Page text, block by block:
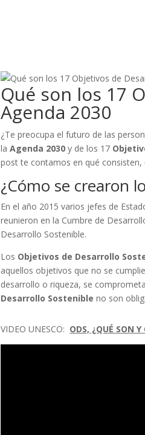
Qué son los 17
Agenda 2030
¿Te preocupa el futuro de las
laAgenda 2030 y de los 17
post te contamos en qué
¿Cómo se crearon
En el año 2015 varios jefes de
reunieron en la Cumbre de
Desarrollo Sostenible.
Los Objetivos de Desarrollo
aquellos objetivos que no se
desarrollo o riqueza, se
Desarrollo Sostenible no son
VIDEO UNESCO: ODS, ¿QUÉ SON